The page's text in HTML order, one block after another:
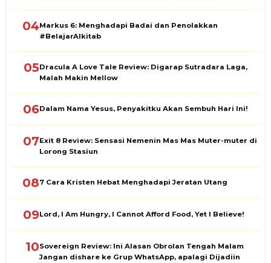
04Markus 6: Menghadapi Badai dan Penolakkan
#BelajarAlkitab
05Dracula A Love Tale Review: Digarap Sutradara Laga,
Malah Makin Mellow
06Dalam Nama Yesus, Penyakitku Akan Sembuh Hari Ini!
07Exit 8 Review: Sensasi Nemenin Mas Mas Muter-muter di
Lorong Stasiun
087 Cara Kristen Hebat Menghadapi Jeratan Utang
09Lord, I Am Hungry, I Cannot Afford Food, Yet I Believe!
10Sovereign Review: Ini Alasan Obrolan Tengah Malam
Jangan dishare ke Grup WhatsApp, apalagi Dijadiin